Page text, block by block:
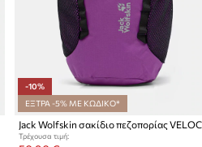
-10%
ΕΞΤΡΑ -5% ΜΕ ΚΩΔΙΚΟ*
Τρέχουσα τιμή: